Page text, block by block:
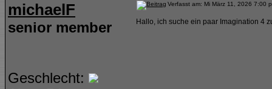
michaelF
senior member
Geschlecht:
Verfasst am: Mi März 11, 2026
Hallo, ich suche ein paar Imagination 4